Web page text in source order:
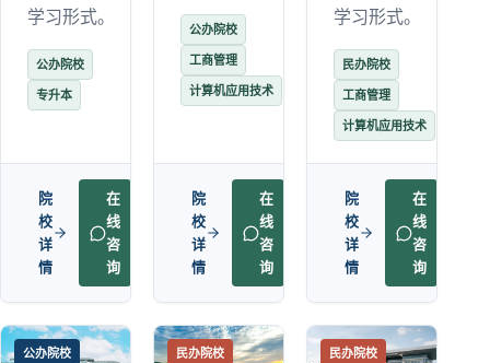
学习形式。
公办院校
专升本
院
校
详
情
在
线
咨
询
公办院校
工商管理
计算机应用技术
院
校
详
情
在
线
咨
询
学习形式。
民办院校
工商管理
计算机应用技术
院
校
详
情
在
线
咨
询
公办院校 民办院校 民办院校